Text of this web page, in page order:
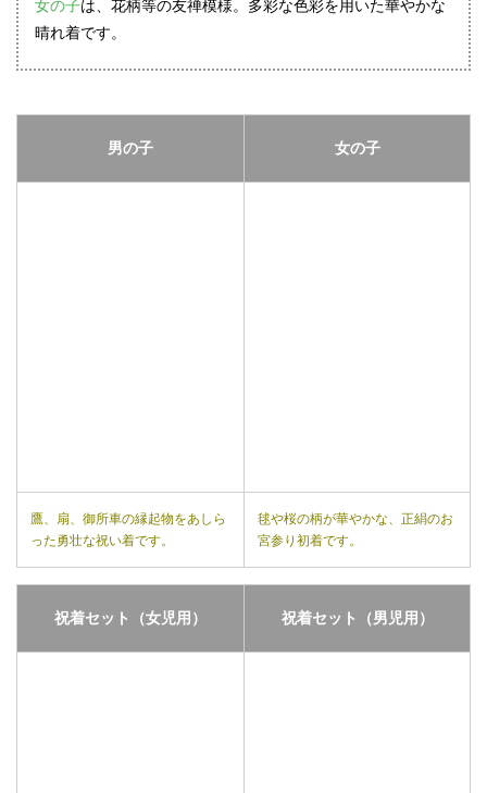
女の子は、花柄等の友禅模様。多彩な色彩を用いた華やかな
晴れ着です。
男の子 女の子
鷹、扇、御所車の縁起物をあしら
った勇壮な祝い着です。
毬や桜の柄が華やかな、正絹のお
宮参り初着です。
祝着セット（女児用） 祝着セット（男児用）